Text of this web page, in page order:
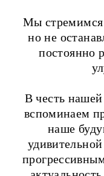
Мы стремимся
но не
постоянно
В честь
вспоминаем
наше